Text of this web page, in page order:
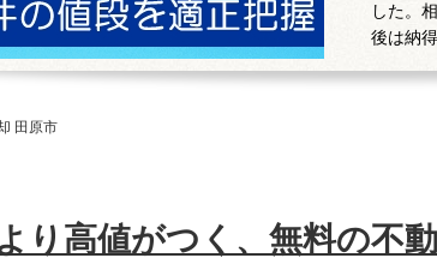
した。
後は納
田原市
り高値がつく、無料の不